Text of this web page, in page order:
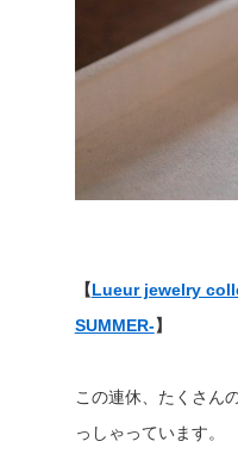
【Lueur jewelry
SUMMER-】
この連休、たくさん
っしゃっています。